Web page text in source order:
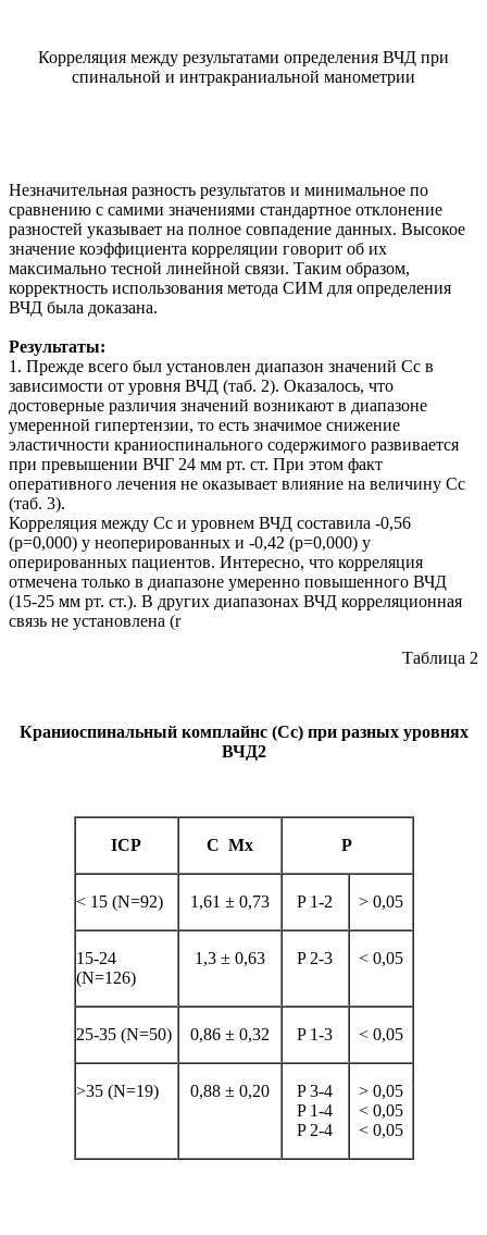
Корреляция между результатами определения ВЧД при
спинальной и интракраниальной манометрии
Незначительная разность результатов и минимальное по
сравнению с самими значениями стандартное отклонение
разностей указывает на полное совпадение данных. Высокое
значение коэффициента корреляции говорит об их
максимально тесной линейной связи. Таким образом,
корректность использования метода СИМ для определения
ВЧД была доказана.
Результаты:
1. Прежде всего был установлен диапазон значений Сс в
зависимости от уровня ВЧД (таб. 2). Оказалось, что
достоверные различия значений возникают в диапазоне
умеренной гипертензии, то есть значимое снижение
эластичности краниоспинального содержимого развивается
при превышении ВЧГ 24 мм рт. ст. При этом факт
оперативного лечения не оказывает влияние на величину Сс
(таб. 3).
Корреляция между Сс и уровнем ВЧД составила -0,56
(р=0,000) у неоперированных и -0,42 (р=0,000) у
оперированных пациентов. Интересно, что корреляция
отмечена только в диапазоне умеренно повышенного ВЧД
(15-25 мм рт. ст.). В других диапазонах ВЧД корреляционная
связь не установлена (r
Таблица 2
Краниоспинальный комплайнс (Сс) при разных уровнях
ВЧД2
ICP C Mx P
< 15 (N=92) 1,61 ± 0,73 P 1-2 > 0,05
15-24
(N=126)
1,3 ± 0,63 P 2-3 < 0,05
25-35 (N=50) 0,86 ± 0,32 P 1-3 < 0,05
>35 (N=19) 0,88 ± 0,20
P 3-4
P 1-4
P 2-4
> 0,05
< 0,05
< 0,05